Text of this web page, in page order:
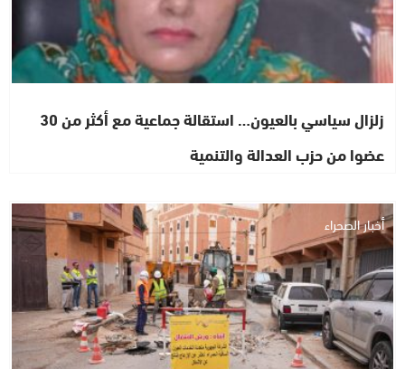
زلزال سياسي بالعيون… استقالة جماعية مع أكثر من 30
عضوا من حزب العدالة والتنمية
أخبار الصحراء